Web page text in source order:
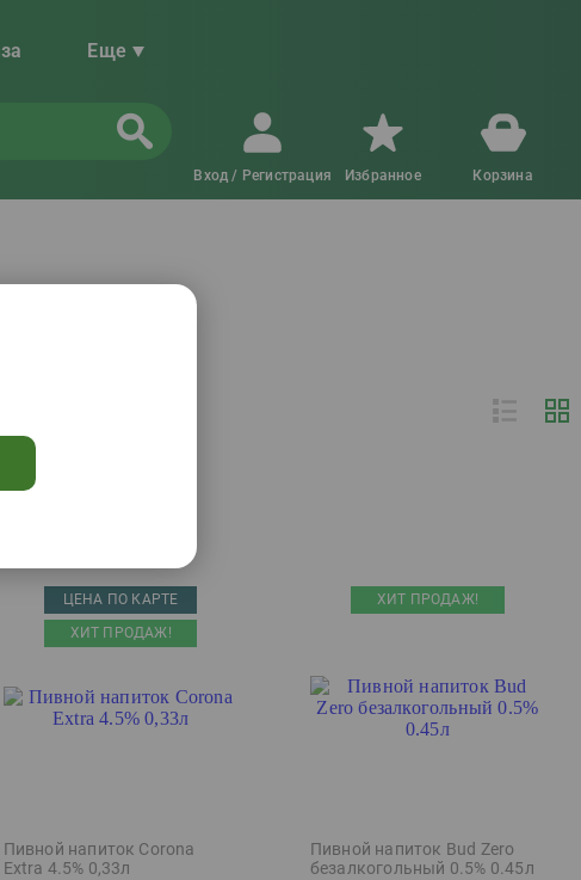
Еще
Вход / Регистрация Избранное Корзина
ЦЕНА ПО КАРТЕ
ХИТ ПРОДАЖ!
Пивной напиток Corona
Extra 4.5% 0,33л
ХИТ ПРОДАЖ!
Пивной напиток Bud Zero
безалкогольный 0.5% 0.45л